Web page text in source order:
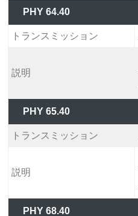
PHY 64.40
トランスミッション
説明
PHY 65.40
トランスミッション
説明
PHY 68.40